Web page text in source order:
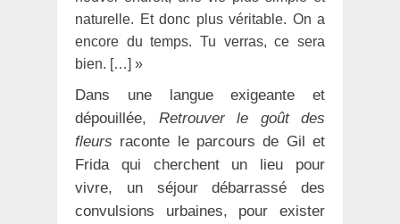
naturelle. Et donc plus véritable. On a
encore du temps. Tu verras, ce sera
bien. […] »
Dans une langue exigeante et
dépouillée, Retrouver le goût des
fleurs raconte le parcours de Gil et
Frida qui cherchent un lieu pour
vivre, un séjour débarrassé des
convulsions urbaines, pour exister